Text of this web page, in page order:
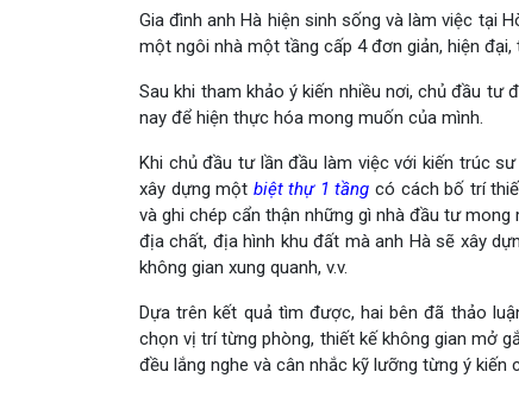
Gia đình anh Hà hiện sinh sống và làm việc tại
một ngôi nhà một tầng cấp 4 đơn giản, hiện
Sau khi tham khảo ý kiến ​​nhiều nơi, chủ đầu tư
nay để hiện thực hóa mong muốn của mình.
Khi chủ đầu tư lần đầu làm việc với kiến ​​trúc
xây dựng một biệt thự 1 tầng có cách bố trí
và ghi chép cẩn thận những gì nhà đầu tư
địa chất, địa hình khu đất mà anh Hà sẽ xây
không gian xung quanh, v.v.
Dựa trên kết quả tìm được, hai bên đã thảo
chọn vị trí từng phòng, thiết kế không gian mở
đều lắng nghe và cân nhắc kỹ lưỡng từng ý kiến